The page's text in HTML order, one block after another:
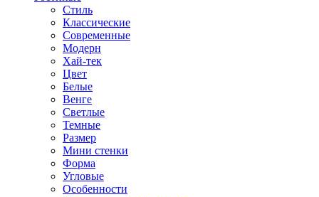
Стиль
Классические
Современные
Модерн
Хай-тек
Цвет
Белые
Венге
Светлые
Темные
Размер
Мини стенки
Форма
Угловые
Особенности